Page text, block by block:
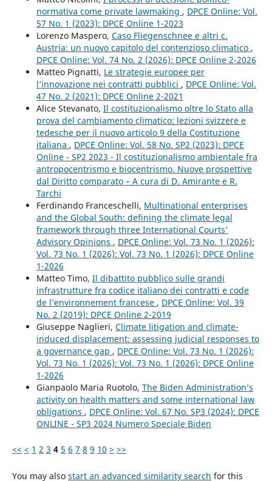
normativa come private lawmaking , DPCE Online: Vol.
57 No. 1 (2023): DPCE Online 1-2023
Lorenzo Maspero, Caso Fliegenschnee e altri c.
Austria: un nuovo capitolo del contenzioso climatico ,
DPCE Online: Vol. 74 No. 2 (2026): DPCE Online 2-2026
Matteo Pignatti, Le strategie europee per
l’innovazione nei contratti pubblici , DPCE Online: Vol.
47 No. 2 (2021): DPCE Online 2-2021
Alice Stevanato, Il costituzionalismo oltre lo Stato alla
prova del cambiamento climatico: lezioni svizzere e
tedesche per il nuovo articolo 9 della Costituzione
italiana , DPCE Online: Vol. 58 No. SP2 (2023): DPCE
Online - SP2 2023 - Il costituzionalismo ambientale fra
antropocentrismo e biocentrismo. Nuove prospettive
dal Diritto comparato – A cura di D. Amirante e R.
Tarchi
Ferdinando Franceschelli, Multinational enterprises
and the Global South: defining the climate legal
framework through three International Courts'
Advisory Opinions , DPCE Online: Vol. 73 No. 1 (2026):
Vol. 73 No. 1 (2026): Vol. 73 No. 1 (2026): DPCE Online
1-2026
Matteo Timo, Il dibattito pubblico sulle grandi
infrastrutture fra codice italiano dei contratti e code
de l’environnement francese , DPCE Online: Vol. 39
No. 2 (2019): DPCE Online 2-2019
Giuseppe Naglieri, Climate litigation and climate-
induced displacement: assessing judicial responses to
a governance gap , DPCE Online: Vol. 73 No. 1 (2026):
Vol. 73 No. 1 (2026): Vol. 73 No. 1 (2026): DPCE Online
1-2026
Gianpaolo Maria Ruotolo, The Biden Administration’s
activity on health matters and some international law
obligations , DPCE Online: Vol. 67 No. SP3 (2024): DPCE
ONLINE - SP3 2024 Numero Speciale Biden
<< < 1 2 3 4 5 6 7 8 9 10 > >>
You may also start an advanced similarity search for this